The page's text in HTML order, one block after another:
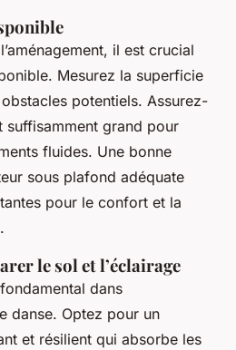
il est crucial
Mesurez la superficie
potentiels. Assurez-
suffisamment grand pour
fluides. Une bonne
sous plafond adéquate
pour le confort et la
le sol et l’éclairage
dans
danse. Optez pour un
et résilient qui absorbe les